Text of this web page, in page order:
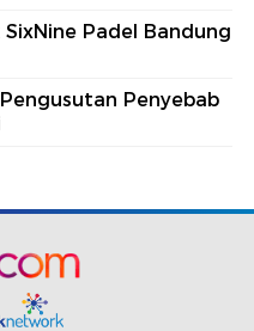
Padel Bandung
Penyebab